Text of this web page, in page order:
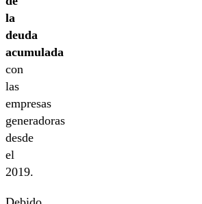
la
deuda
acumulada
con
las
empresas
generadoras
desde
el
2019.